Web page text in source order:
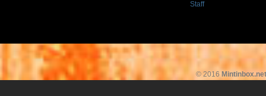
Staff
© 2016 Mintinbox.net